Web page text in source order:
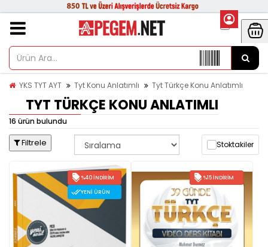
YKS TYT AYT Tyt Konu Anlatımlı Tyt Türkçe Konu Anlatımlı
TYT TÜRKÇE KONU ANLATIMLI
16 ürün bulundu
Filtrele Stoktakiler
%40 İNDIRIM
YENI ÜRÜN
%15 İNDIRIM